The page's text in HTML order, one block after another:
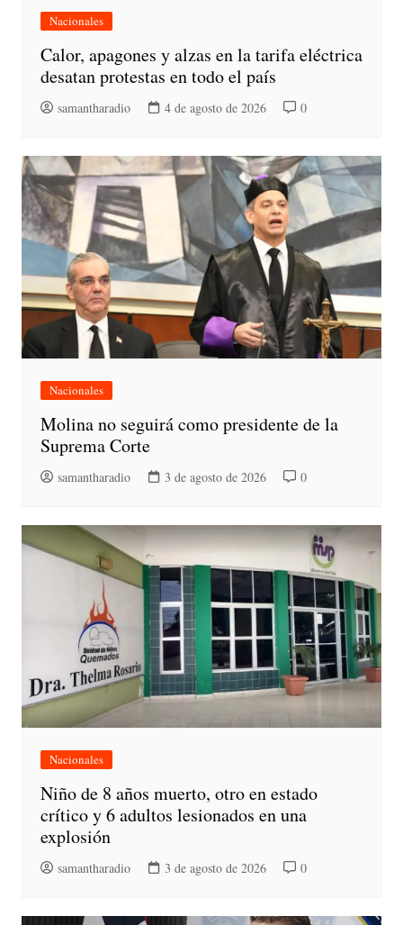
Nacionales
Calor, apagones y alzas en la tarifa eléctrica
desatan protestas en todo el país
samantharadio 4 de agosto de 2026 0
Nacionales
Molina no seguirá como presidente de la
Suprema Corte
samantharadio 3 de agosto de 2026 0
Nacionales
Niño de 8 años muerto, otro en estado
crítico y 6 adultos lesionados en una
explosión
samantharadio 3 de agosto de 2026 0